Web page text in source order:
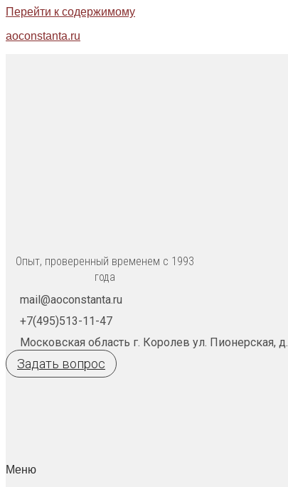
Перейти к содержимому
aoconstanta.ru
Опыт, проверенный временем с 1993
года
mail@aoconstanta.ru
+7(495)513-11-47
Московская область г. Королев ул. Пионерская,
Задать вопрос
Меню